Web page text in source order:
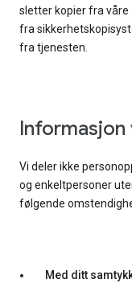
sletter kopier fra
fra
fra tjenesten.
Informasjon
Vi deler ikke
og enkeltpersoner
følgende
Med ditt